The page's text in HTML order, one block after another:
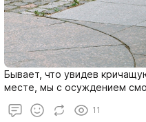
Бывает, что увидев
месте, мы с осуждением
11